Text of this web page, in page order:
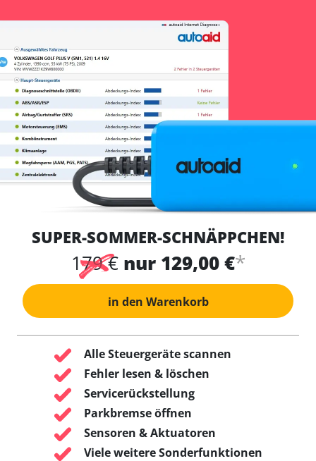
SUPER-SOMMER-SCHNÄPPCHEN!
179 € nur 129,00 €*
in den Warenkorb
Alle Steuergeräte scannen
Fehler lesen & löschen
Servicerückstellung
Parkbremse öffnen
Sensoren & Aktuatoren
Viele weitere Sonderfunktionen